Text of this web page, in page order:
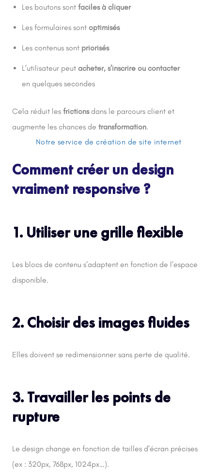
Les boutons sont faciles à cliquer
Les formulaires sont optimisés
Les contenus sont priorisés
L’utilisateur peut acheter, s’inscrire ou contacter
en quelques secondes
Cela réduit les frictionsdans le parcours client et
augmente les chances de transformation.
Notre service de création de site internet
Comment créer un design
vraiment responsive ?
1. Utiliser une grille flexible
Les blocs de contenu s’adaptent en fonction de l’espace
disponible.
2. Choisir des images fluides
Elles doivent se redimensionner sans perte de qualité.
3. Travailler les points de
rupture
Le design change en fonction de tailles d’écran précises
(ex : 320px, 768px, 1024px…).